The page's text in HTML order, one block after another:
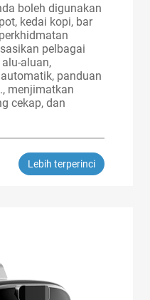
boleh digunakan
kedai kopi, bar
pelbagai
aluan,
panduan
menjimatkan
cekap, dan
Lebih terperinci